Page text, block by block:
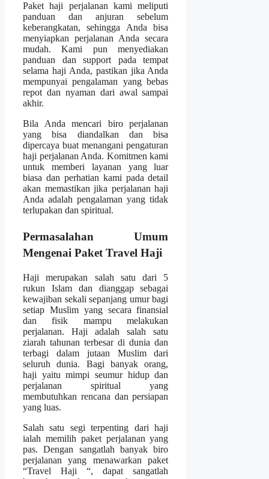
Paket haji perjalanan kami meliputi
panduan dan anjuran sebelum
keberangkatan, sehingga Anda bisa
menyiapkan perjalanan Anda secara
mudah. Kami pun menyediakan
panduan dan support pada tempat
selama haji Anda, pastikan jika Anda
mempunyai pengalaman yang bebas
repot dan nyaman dari awal sampai
akhir.
Bila Anda mencari biro perjalanan
yang bisa diandalkan dan bisa
dipercaya buat menangani pengaturan
haji perjalanan Anda. Komitmen kami
untuk memberi layanan yang luar
biasa dan perhatian kami pada detail
akan memastikan jika perjalanan haji
Anda adalah pengalaman yang tidak
terlupakan dan spiritual.
Permasalahan Umum
Mengenai Paket Travel Haji
Haji merupakan salah satu dari 5
rukun Islam dan dianggap sebagai
kewajiban sekali sepanjang umur bagi
setiap Muslim yang secara finansial
dan fisik mampu melakukan
perjalanan. Haji adalah salah satu
ziarah tahunan terbesar di dunia dan
terbagi dalam jutaan Muslim dari
seluruh dunia. Bagi banyak orang,
haji yaitu mimpi seumur hidup dan
perjalanan spiritual yang
membutuhkan rencana dan persiapan
yang luas.
Salah satu segi terpenting dari haji
ialah memilih paket perjalanan yang
pas. Dengan sangatlah banyak biro
perjalanan yang menawarkan paket
“Travel Haji “, dapat sangatlah